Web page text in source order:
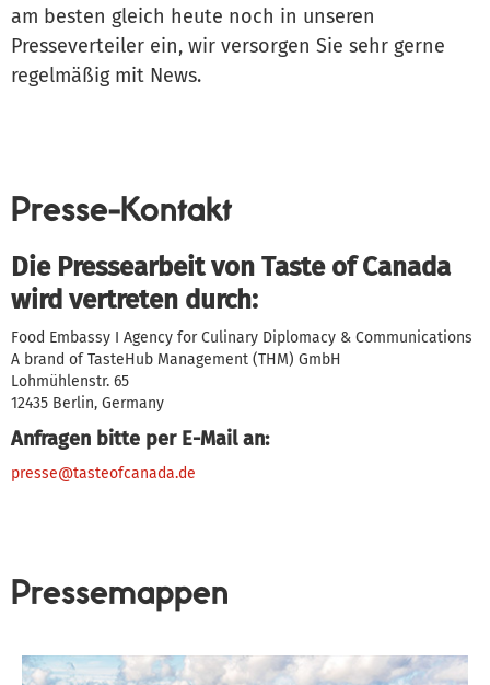
am besten gleich heute noch in unseren
Presseverteiler ein, wir versorgen Sie sehr gerne
regelmäßig mit News.
Presse-Kontakt
Die Pressearbeit von Taste of Canada
wird vertreten durch:
Food Embassy I Agency for Culinary Diplomacy & Communications
A brand of TasteHub Management (THM) GmbH
Lohmühlenstr. 65
12435 Berlin, Germany
Anfragen bitte per E-Mail an:
presse@tasteofcanada.de
Pressemappen